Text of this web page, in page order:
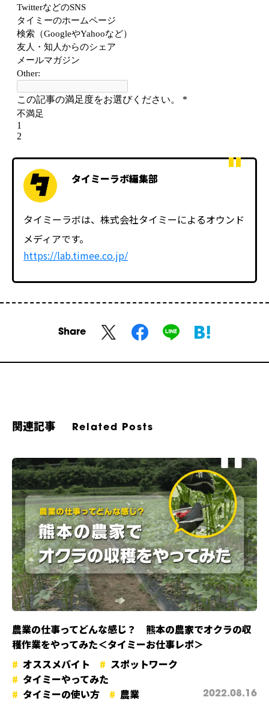
タイミーラボ編集部
タイミーラボは、株式会社タイミーによるオウンド
メディアです。
https://lab.timee.co.jp/
Share
関連記事 Related Posts
農業の仕事ってどんな感じ？ 熊本の農家でオクラの収
穫作業をやってみた＜タイミーお仕事レポ＞
オススメバイト
スポットワーク
タイミーやってみた
タイミーの使い方
農業 2022.08.16